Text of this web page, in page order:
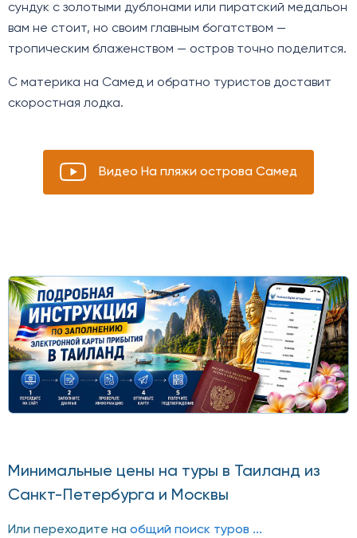
сундук с золотыми дублонами или пиратский медальон
вам не стоит, но своим главным богатством —
тропическим блаженством — остров точно поделится.
С материка на Самед и обратно туристов доставит
скоростная лодка.
Видео На пляжи острова Самед
Минимальные цены на туры в Таиланд из
Санкт-Петербурга и Москвы
Или переходите на общий поиск туров ...